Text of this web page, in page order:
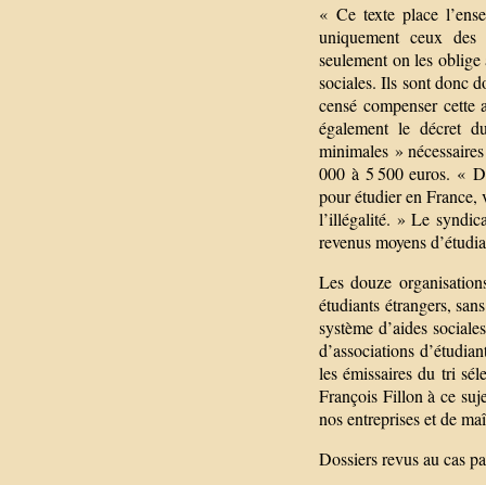
« Ce texte place
uniquement ceux
seulement on les oblige
sociales. Ils sont donc
censé compenser
également le décret
minimales »
000 à 5 500 euros. «
pour étudier en France,
l’illégalité. » Le
revenus moyens
Les douze
étudiants étrangers,
système d’aides
d’associations
les émissaires du tri
François Fillon à ce
nos entreprises et de
Dossiers revus au cas